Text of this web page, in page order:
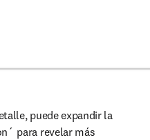
puede expandir la
para revelar más